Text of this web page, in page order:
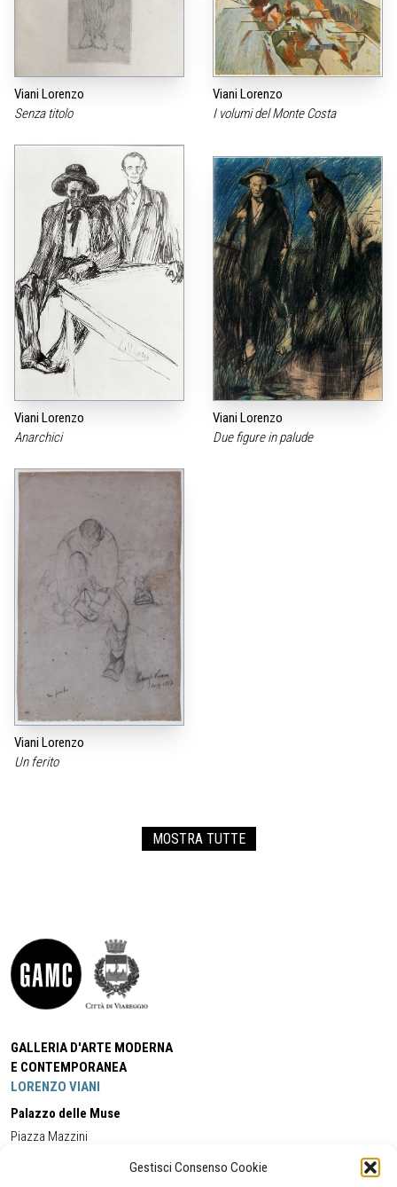
Gestisci Consenso Cookie
Viani Lorenzo
Senza titolo
Viani Lorenzo
I volumi del Monte Costa
Viani Lorenzo
Anarchici
Viani Lorenzo
Due figure in palude
Viani Lorenzo
Un ferito
MOSTRA TUTTE
GALLERIA D'ARTE MODERNA
E CONTEMPORANEA
LORENZO VIANI
Palazzo delle Muse
Piazza Mazzini
Cell:+39 338 5714978 (orario apertura Galleria)